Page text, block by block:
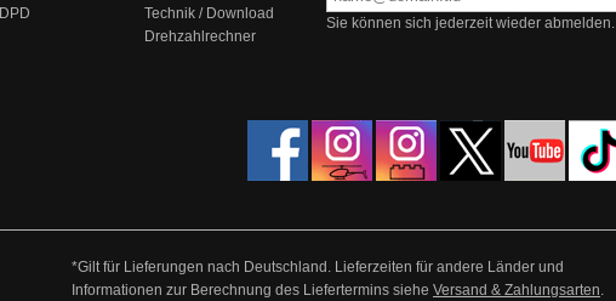
DPD
Technik / Download
Drehzahlrechner
Sie können sich jederzeit wieder abmelden.
*Gilt für Lieferungen nach Deutschland. Lieferzeiten für andere Länder und
Informationen zur Berechnung des Liefertermins siehe Versand & Zahlungsarten.